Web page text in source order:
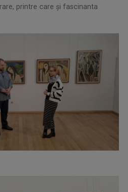
printre care și fascinanta